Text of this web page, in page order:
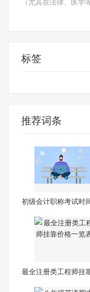
标签
推荐词条
初级会计职称考试时
最全注册类工程师挂